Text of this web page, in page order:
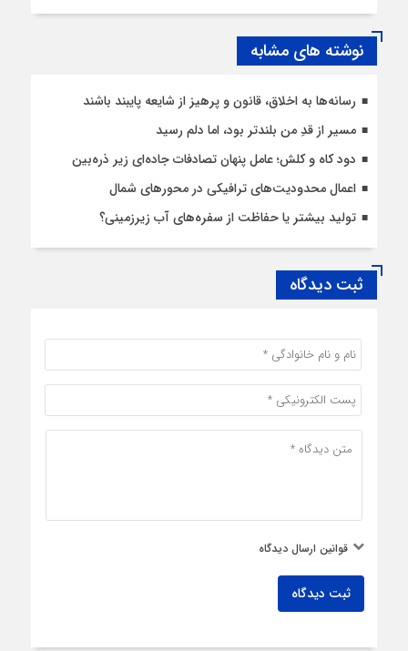
نوشته های مشابه
رسانه‌ها به اخلاق، قانون و پرهیز از شایعه پایبند باشند
مسیر از قدِ من بلندتر بود، اما دلم رسید
دود کاه و کلش؛ عامل پنهان تصادفات جاده‌ای زیر ذره‌بین
اعمال محدودیت‌‌های ترافیکی در محورهای شمال
تولید بیشتر یا حفاظت از سفره‌های آب زیرزمینی؟
ثبت دیدگاه
قوانین ارسال دیدگاه
ثبت دیدگاه